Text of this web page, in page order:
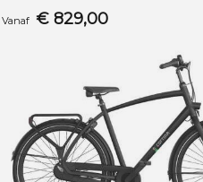
Vanaf € 829,00